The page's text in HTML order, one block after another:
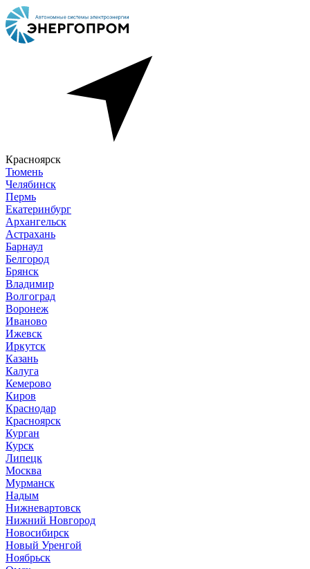
Красноярск
Тюмень
Челябинск
Пермь
Екатеринбург
Архангельск
Астрахань
Барнаул
Белгород
Брянск
Владимир
Волгоград
Воронеж
Иваново
Ижевск
Иркутск
Казань
Калуга
Кемерово
Киров
Краснодар
Красноярск
Курган
Курск
Липецк
Москва
Мурманск
Надым
Нижневартовск
Нижний Новгород
Новосибирск
Новый Уренгой
Ноябрьск